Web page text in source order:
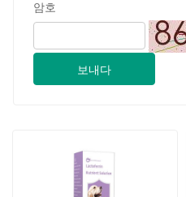
암호
보내다